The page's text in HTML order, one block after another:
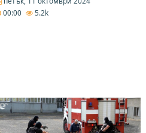
00:00
5.2k